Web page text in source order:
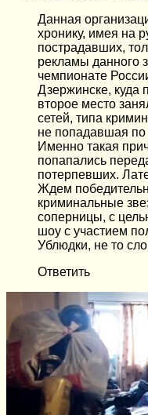
Данная
хронику, имея на
пострадавших,
рекламы данного
чемпионате
Дзержинске, куда
второе место
сетей, типа
не попадавшая по
Именно такая
попапались
потерпевших.
Ждем
криминальные
соперницы, с
шоу с участием
Ублюдки, не то
Ответить